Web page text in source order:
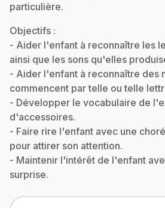
particulière.
Objectifs :
- Aider l'enfant à reconnaître les
ainsi que les sons qu'elles
- Aider l'enfant à reconnaître des
commencent par telle ou telle
- Développer le vocabulaire de
d'accessoires.
- Faire rire l'enfant avec une
pour attirer son attention.
- Maintenir l'intérêt de l'enfant
surprise.